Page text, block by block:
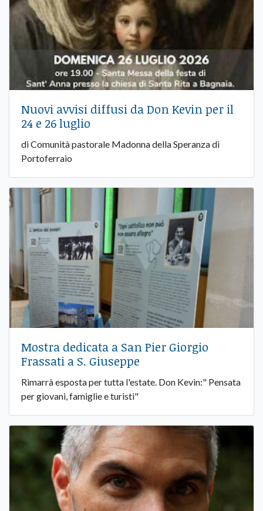
Nuovi avvisi diffusi da Don Kevin per il
24 e 26 luglio
di Comunità pastorale Madonna della Speranza di
Portoferraio
Mostra dedicata a San Pier Giorgio
Frassati a S. Giuseppe
Rimarrà esposta per tutta l'estate. Don Kevin:" Pensata
per giovani, famiglie e turisti"